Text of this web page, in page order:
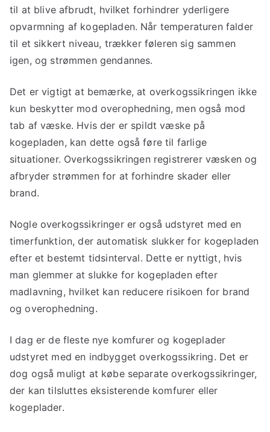
til at blive afbrudt, hvilket forhindrer yderligere
opvarmning af kogepladen. Når temperaturen falder
til et sikkert niveau, trækker føleren sig sammen
igen, og strømmen gendannes.
Det er vigtigt at bemærke, at overkogssikringen ikke
kun beskytter mod overophedning, men også mod
tab af væske. Hvis der er spildt væske på
kogepladen, kan dette også føre til farlige
situationer. Overkogssikringen registrerer væsken og
afbryder strømmen for at forhindre skader eller
brand.
Nogle overkogssikringer er også udstyret med en
timerfunktion, der automatisk slukker for kogepladen
efter et bestemt tidsinterval. Dette er nyttigt, hvis
man glemmer at slukke for kogepladen efter
madlavning, hvilket kan reducere risikoen for brand
og overophedning.
I dag er de fleste nye komfurer og kogeplader
udstyret med en indbygget overkogssikring. Det er
dog også muligt at købe separate overkogssikringer,
der kan tilsluttes eksisterende komfurer eller
kogeplader.